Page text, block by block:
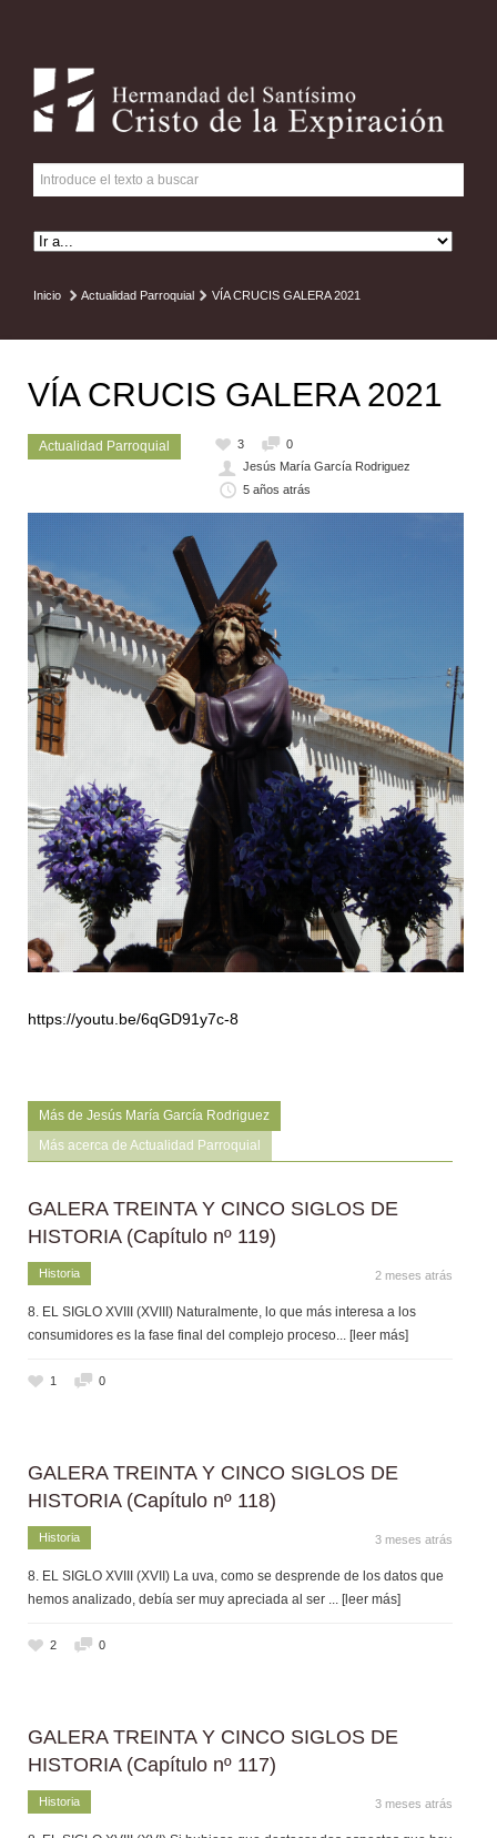
Inicio Actualidad Parroquial VÍA CRUCIS GALERA 2021
VÍA CRUCIS GALERA 2021
Actualidad Parroquial 3
0
Jesús María García Rodriguez
5 años atrás
https://youtu.be/6qGD91y7c-8
Más de Jesús María García Rodriguez
Más acerca de Actualidad Parroquial
GALERA TREINTA Y CINCO SIGLOS DE
HISTORIA (Capítulo nº 119)
Historia 2 meses atrás
8. EL SIGLO XVIII (XVIII) Naturalmente, lo que más interesa a los
consumidores es la fase final del complejo proceso... [leer más]
1 0
GALERA TREINTA Y CINCO SIGLOS DE
HISTORIA (Capítulo nº 118)
Historia 3 meses atrás
8. EL SIGLO XVIII (XVII) La uva, como se desprende de los datos que
hemos analizado, debía ser muy apreciada al ser ... [leer más]
2 0
GALERA TREINTA Y CINCO SIGLOS DE
HISTORIA (Capítulo nº 117)
Historia 3 meses atrás